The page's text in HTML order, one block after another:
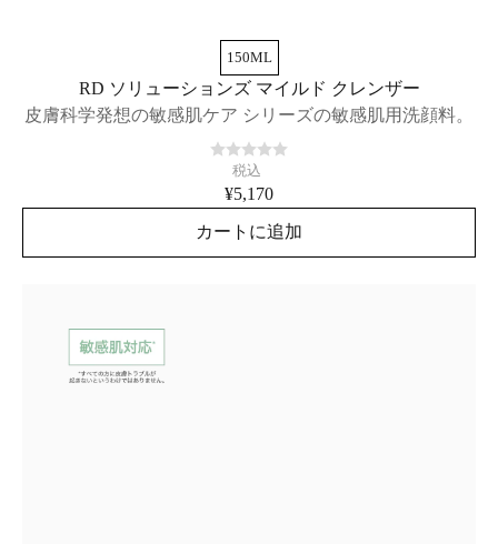
150ML
RD ソリューションズ マイルド クレンザー
皮膚科学発想の敏感肌ケア シリーズの敏感肌用洗顔料。
税込
¥5,170
カートに追加